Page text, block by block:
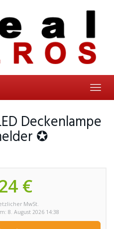
Deckenlampe
✪
€
MwSt.
8. August 2026 14:38